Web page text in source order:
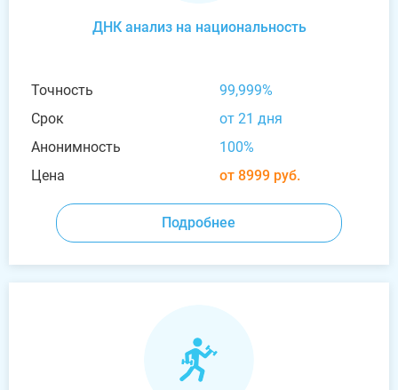
ДНК анализ на национальность
Точность
99,999%
Срок
от 21 дня
Анонимность
100%
Цена
от 8999 руб.
Подробнее